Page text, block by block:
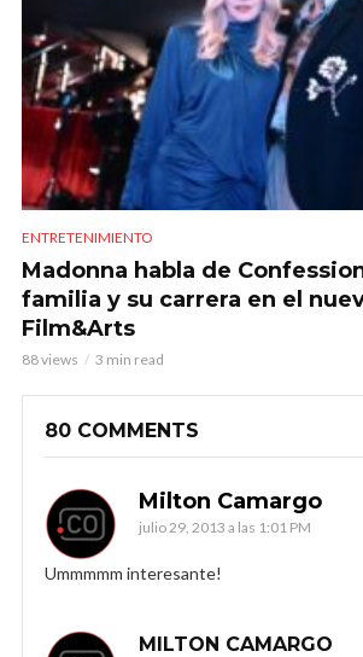
ENTRETENIMIENTO
Madonna habla de
familia y su carrera en el
Film&Arts
88 views 3 min read
80 COMMENTS
Milton Camargo
julio 29, 2013 a las 1:01 PM
Ummmmm interesante!
MILTON CAMARGO